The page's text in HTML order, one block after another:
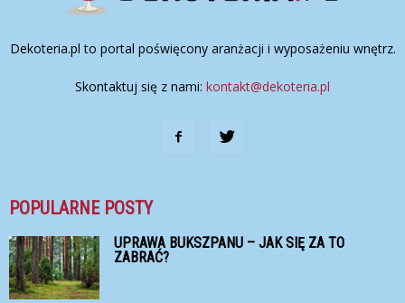
Dekoteria.pl to portal poświęcony aranżacji i wyposażeniu wnętrz.
Skontaktuj się z nami: kontakt@dekoteria.pl
POPULARNE POSTY
UPRAWA BUKSZPANU – JAK SIĘ ZA TO
ZABRAĆ?